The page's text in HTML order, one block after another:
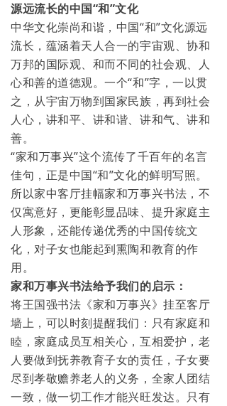
源远流长的中国“和”文化
中华文化崇尚和谐，中国“和”文化源远
流长，蕴涵着天人合一的宇宙观、协和
万邦的国际观、和而不同的社会观、人
心和善的道德观。一个“和”字，一以贯
之，从宇宙万物到国家民族，再到社会
人心，讲和平、讲和谐、讲和气、讲和
善。
“家和万事兴”这个流传了千百年的名言
佳句，正是中国“和”文化的鲜明写照。
所以家中客厅挂幅家和万事兴书法，不
仅寓意好，更能彰显品味、提升家庭主
人形象，还能传递优秀的中国传统文
化，对子女也能起到熏陶和教育的作
用。
家和万事兴书法给予我们的启示：
将王国强书法《家和万事兴》挂至客厅
墙上，可以时刻提醒我们：只有家庭和
睦，家庭成员互相关心，互相爱护，老
人要做到抚养教育子女的责任，子女要
尽到孝敬赡养老人的义务，全家人团结
一致，做一切工作才能兴旺发达。只有